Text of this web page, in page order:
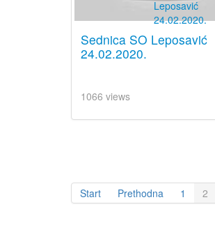
Sednica SO Leposavić
24.02.2020.
1066 views
Start Prethodna 1 2